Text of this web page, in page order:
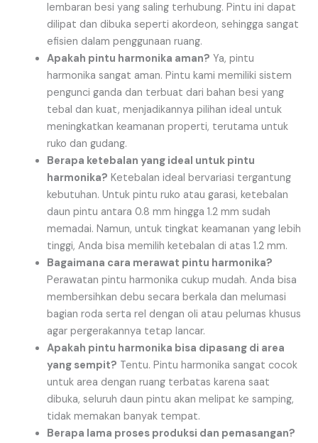
lembaran besi yang saling terhubung. Pintu ini dapat
dilipat dan dibuka seperti akordeon, sehingga sangat
efisien dalam penggunaan ruang.
Apakah pintu harmonika aman? Ya, pintu
harmonika sangat aman. Pintu kami memiliki sistem
pengunci ganda dan terbuat dari bahan besi yang
tebal dan kuat, menjadikannya pilihan ideal untuk
meningkatkan keamanan properti, terutama untuk
ruko dan gudang.
Berapa ketebalan yang ideal untuk pintu
harmonika? Ketebalan ideal bervariasi tergantung
kebutuhan. Untuk pintu ruko atau garasi, ketebalan
daun pintu antara 0.8 mm hingga 1.2 mm sudah
memadai. Namun, untuk tingkat keamanan yang lebih
tinggi, Anda bisa memilih ketebalan di atas 1.2 mm.
Bagaimana cara merawat pintu harmonika?
Perawatan pintu harmonika cukup mudah. Anda bisa
membersihkan debu secara berkala dan melumasi
bagian roda serta rel dengan oli atau pelumas khusus
agar pergerakannya tetap lancar.
Apakah pintu harmonika bisa dipasang di area
yang sempit? Tentu. Pintu harmonika sangat cocok
untuk area dengan ruang terbatas karena saat
dibuka, seluruh daun pintu akan melipat ke samping,
tidak memakan banyak tempat.
Berapa lama proses produksi dan pemasangan?